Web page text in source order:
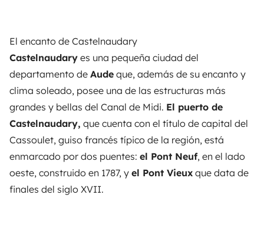
El encanto de Castelnaudary
Castelnaudary es una pequeña ciudad del
departamento de Aude que, además de su encanto y
clima soleado, posee una de las estructuras más
grandes y bellas del Canal de Midi. El puerto de
Castelnaudary, que cuenta con el título de capital del
Cassoulet, guiso francés típico de la región, está
enmarcado por dos puentes: el Pont Neuf, en el lado
oeste, construido en 1787, y el Pont Vieux que data de
finales del siglo XVII.